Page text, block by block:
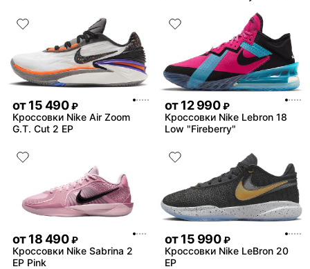
от15 490 ₽
Кроссовки Nike Air Zoom
G.T. Cut 2 EP
от12 990 ₽
Кроссовки Nike Lebron 18
Low "Fireberry"
от18 490 ₽
Кроссовки Nike Sabrina 2
EP Pink
от15 990 ₽
Кроссовки Nike LeBron 20
EP